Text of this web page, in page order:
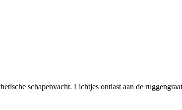
schapenvacht. Lichtjes ontlast aan de